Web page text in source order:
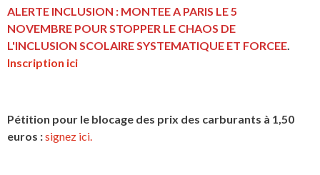
ALERTE INCLUSION : MONTEE A PARIS LE 5
NOVEMBRE POUR STOPPER LE CHAOS DE
L'INCLUSION SCOLAIRE SYSTEMATIQUE ET FORCEE
Inscription ici
Pétition pour le blocage des prix des carburants à 1,50
euros :signez ici.